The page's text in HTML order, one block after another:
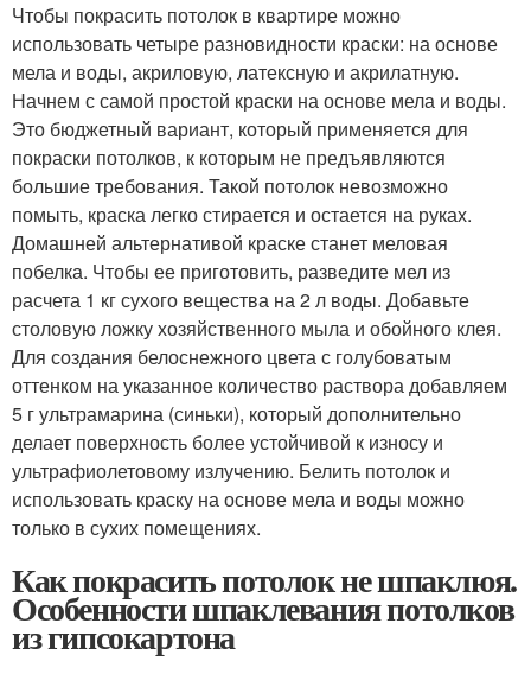
Чтобы покрасить потолок в квартире можно
использовать четыре разновидности краски: на основе
мела и воды, акриловую, латексную и акрилатную.
Начнем с самой простой краски на основе мела и воды.
Это бюджетный вариант, который применяется для
покраски потолков, к которым не предъявляются
большие требования. Такой потолок невозможно
помыть, краска легко стирается и остается на руках.
Домашней альтернативой краске станет меловая
побелка. Чтобы ее приготовить, разведите мел из
расчета 1 кг сухого вещества на 2 л воды. Добавьте
столовую ложку хозяйственного мыла и обойного клея.
Для создания белоснежного цвета с голубоватым
оттенком на указанное количество раствора добавляем
5 г ультрамарина (синьки), который дополнительно
делает поверхность более устойчивой к износу и
ультрафиолетовому излучению. Белить потолок и
использовать краску на основе мела и воды можно
только в сухих помещениях.
Как покрасить потолок не шпаклюя.
Особенности шпаклевания потолков
из гипсокартона